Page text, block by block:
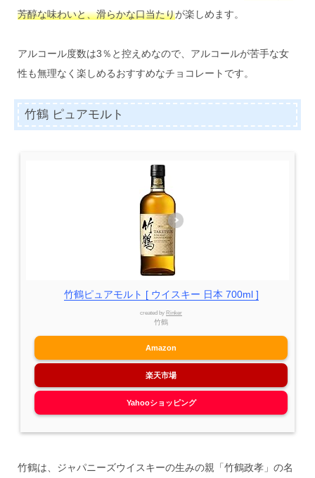
芳醇な味わいと、滑らかな口当たりが楽しめます。
アルコール度数は3％と控えめなので、アルコールが苦手な女
性も無理なく楽しめるおすすめなチョコレートです。
竹鶴 ピュアモルト
竹鶴ピュアモルト [ ウイスキー 日本 700ml ]
created by Rinker
竹鶴
Amazon
楽天市場
Yahooショッピング
竹鶴は、ジャパニーズウイスキーの生みの親「竹鶴政孝」の名